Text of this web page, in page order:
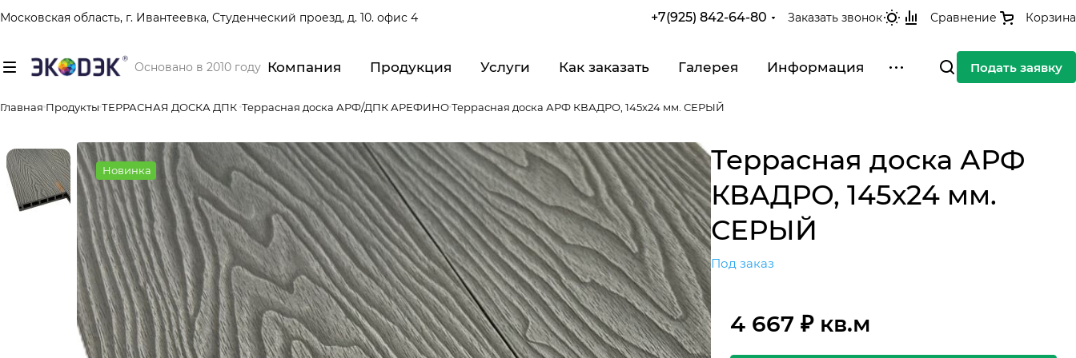
Московская область, г. Ивантеевка, Студенческий проезд, д. 10. офис 4 +7(925) 842-64-80 Заказать звонок Сравнение Корзина
Основано в 2010 году Компания Продукция Услуги Как заказать Галерея Информация Подать заявку
Главная Продукты ТЕРРАСНАЯ ДОСКА ДПК Террасная доска АРФ/ДПК АРЕФИНОТеррасная доска АРФ КВАДРО, 145х24 мм. СЕРЫЙ
Новинка
Террасная доска АРФ
КВАДРО, 145х24 мм.
СЕРЫЙ
Под заказ
4 667 ₽ кв.м